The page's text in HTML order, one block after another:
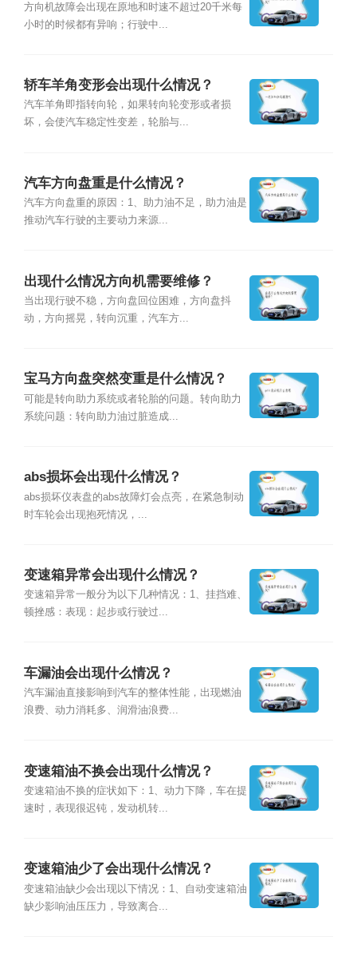
方向机故障会出现在原地和时速不超过20千米每
小时的时候都有异响；行驶中...
轿车羊角变形会出现什么情况？
汽车羊角即指转向轮，如果转向轮变形或者损
坏，会使汽车稳定性变差，轮胎与...
汽车方向盘重是什么情况？
汽车方向盘重的原因：1、助力油不足，助力油是
推动汽车行驶的主要动力来源...
出现什么情况方向机需要维修？
当出现行驶不稳，方向盘回位困难，方向盘抖
动，方向摇晃，转向沉重，汽车方...
宝马方向盘突然变重是什么情况？
可能是转向助力系统或者轮胎的问题。转向助力
系统问题：转向助力油过脏造成...
abs损坏会出现什么情况？
abs损坏仪表盘的abs故障灯会点亮，在紧急制动
时车轮会出现抱死情况，...
变速箱异常会出现什么情况？
变速箱异常一般分为以下几种情况：1、挂挡难、
顿挫感：表现：起步或行驶过...
车漏油会出现什么情况？
汽车漏油直接影响到汽车的整体性能，出现燃油
浪费、动力消耗多、润滑油浪费...
变速箱油不换会出现什么情况？
变速箱油不换的症状如下：1、动力下降，车在提
速时，表现很迟钝，发动机转...
变速箱油少了会出现什么情况？
变速箱油缺少会出现以下情况：1、自动变速箱油
缺少影响油压压力，导致离合...